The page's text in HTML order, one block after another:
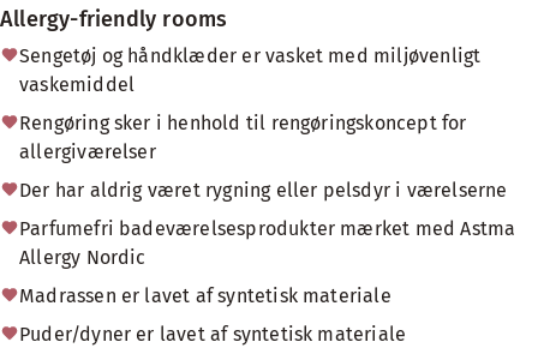
Allergy-friendly rooms
Sengetøj og håndklæder er vasket med miljøvenligt
vaskemiddel
Rengøring sker i henhold til rengøringskoncept for
allergiværelser
Der har aldrig været rygning eller pelsdyr i værelserne
Parfumefri badeværelsesprodukter mærket med Astma
Allergy Nordic
Madrassen er lavet af syntetisk materiale
Puder/dyner er lavet af syntetisk materiale